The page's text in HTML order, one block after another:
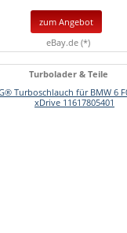
zum Angebot
eBay.de (*)
Turbolader & Teile